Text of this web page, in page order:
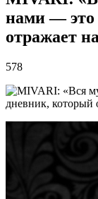
нами — это
отражает
578